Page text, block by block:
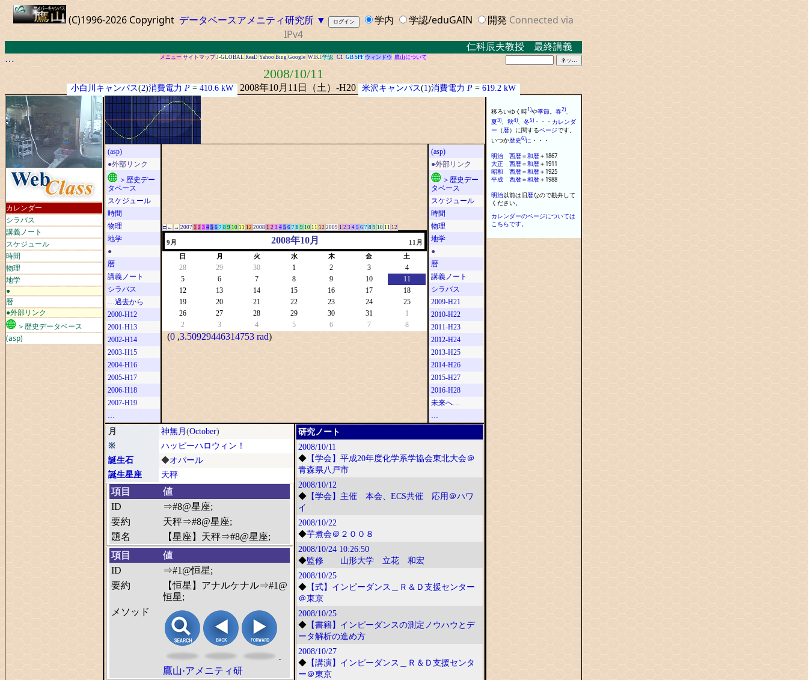
(C)1996-2026 Copyright データベースアメニティ研究所 ▼ 学内 学認/eduGAIN 開発 Connected via
IPv4
仁科辰夫教授 最終講義 ２０２３．３．１７ 米沢キャンパス中示Ａ
…
メニュー サイトマップ J-GLOBAL ReaD Yahoo Bing Google WIKI 学認 C1 GB SPF ウィンドウ 鷹山について
2008/10/11
小白川キャンパス(2)消費電力 P= 410.6 kW 2008年10月11日（土）-H20 米沢キャンパス(1)消費電力 P =619.2 kW
カレンダー
シラバス
講義ノート
スケジュール
時間
物理
地学
●
暦
●外部リンク
＞歴史データベース
(asp)
(asp)
●外部リンク
＞歴史デー
タベース
スケジュール
時間
物理
地学
●
暦
講義ノート
シラバス
…過去から
2000-H12
2001-H13
2002-H14
2003-H15
2004-H16
2005-H17
2006-H18
2007-H19
…
□ ← → 2007 1 2 3 4 5 6 7 8 9 10 11 12 2008 1 2 3 4 5 6 7 8 9 10 11 12 2009 1 2 3 4 5 6 7 8 9 10 11 12
9月 2008年10月 11月
日 月 火 水 木 金 土
28 29 30 1 2 3
4
5
6 7 8 9 10
11
12
13 14 15 16 17
18
19
20 21 22 23 24
25
26
27 28 29 30 31
1
2
3 4 5 6 7 8
(0 ,3.50929446314753 rad)
(asp)
●外部リンク
＞歴史デー
タベース
スケジュール
時間
物理
地学
●
暦
講義ノート
シラバス
2009-H21
2010-H22
2011-H23
2012-H24
2013-H25
2014-H26
2015-H27
2016-H28
未来へ…
…
月 神無月 (October)
※
ハッピーハロウィン！
誕生石
◆オパール
誕生星座
天秤
項目
値
ID
⇒#8@星座;
要約
天秤⇒#8@星座;
題名
【星座】天秤⇒#8@星座;
項目
値
ID
⇒#1@恒星;
要約
【恒星】アナルケナル⇒#1@
恒星;
メソッド
·
鷹山·アメニティ研
研究ノート
2008/10/11
◆ 【学会】平成20年度化学系学協会東北大会＠
青森県八戸市
2008/10/12
◆ 【学会】主催 本会、ECS共催 応用＠ハワ
イ
2008/10/22
◆芋煮会＠２００８
2008/10/24 10:26:50
◆監修 山形大学 立花 和宏
2008/10/25
◆ 【式】インピーダンス＿Ｒ＆Ｄ支援センター
＠東京
2008/10/25
◆ 【書籍】インピーダンスの測定ノウハウとデ
ータ解析の進め方
2008/10/27
◆ 【講演】インピーダンス＿Ｒ＆Ｄ支援センタ
ー＠東京
移ろいゆく時1)や季節。 春2)、
夏3)、 秋4)、 冬5)・ ・ ・ カレンダ
ー （暦） に関するページです。
いつか歴史6)に ・ ・
・
明治
西暦＝和暦＋ 1867
大正
西暦＝和暦＋ 1911
昭和
西暦＝和暦＋ 1925
平成
西暦＝和暦＋ 1988
明治以前は旧暦なので勘弁して
ください。
カレンダーのページについては
こちらです。